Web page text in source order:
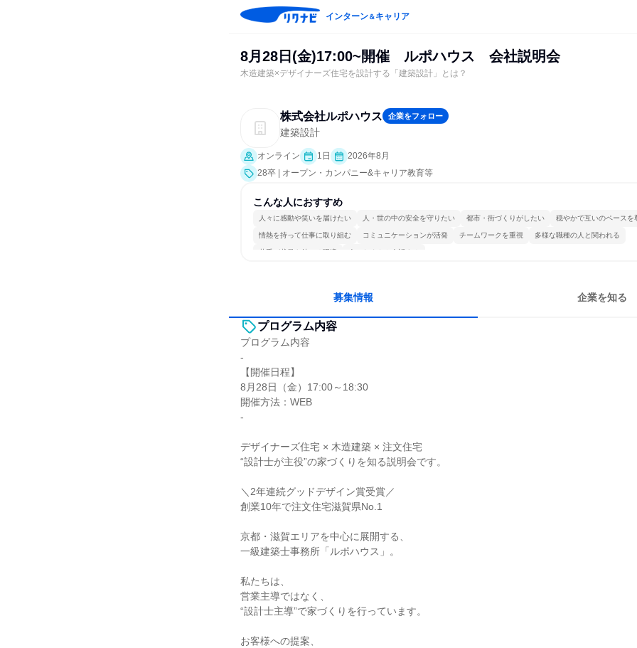
インターン＆キャリア
8月28日(金)17:00~開催 ルポハウス 会社説明会
木造建築×デザイナーズ住宅を設計する「建築設計」とは？
株式会社ルポハウス 企業をフォロー
建築設計
オンライン 1日
2026年8月
28卒 | オープン・カンパニー&キャリア教育等
こんな人におすすめ
人々に感動や笑いを届けたい 人・世の中の安全を守りたい 都市・街づくりがしたい 穏やかで互いのペースを
情熱を持って仕事に取り組む コミュニケーションが活発 チームワークを重視 多様な職種の人と関われる
若手が裁量を持てる環境 人とたくさん会話する
募集情報 企業を知る
プログラム内容
プログラム内容
-
【開催日程】
8月28日（金）17:00～18:30
開催方法：WEB
-
デザイナーズ住宅 × 木造建築 × 注文住宅
“設計士が主役”の家づくりを知る説明会です。
＼2年連続グッドデザイン賞受賞／
創業10年で注文住宅滋賀県No.1
京都・滋賀エリアを中心に展開する、
一級建築士事務所「ルポハウス」。
私たちは、
営業主導ではなく、
“設計士主導”で家づくりを行っています。
お客様への提案、